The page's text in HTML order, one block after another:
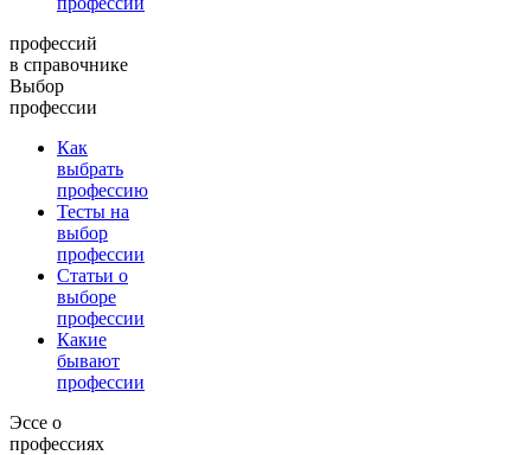
профессий
в справочнике
Выбор
профессии
Как
выбрать
профессию
Тесты на
выбор
профессии
Статьи о
выборе
профессии
Какие
бывают
профессии
Эссе о
профессиях